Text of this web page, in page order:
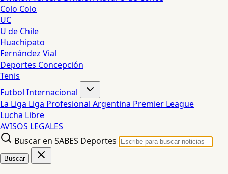
Colo Colo
UC
U de Chile
Huachipato
Fernández Vial
Deportes Concepción
Tenis
Futbol Internacional
La Liga Liga Profesional Argentina Premier League
Lucha Libre
AVISOS LEGALES
Buscar en SABES Deportes
Buscar